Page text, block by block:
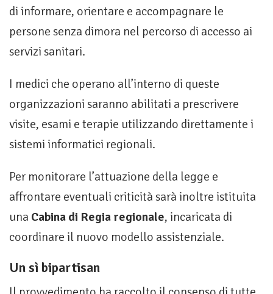
di informare, orientare e accompagnare le
persone senza dimora nel percorso di accesso ai
servizi sanitari.
I medici che operano all’interno di queste
organizzazioni saranno abilitati a prescrivere
visite, esami e terapie utilizzando direttamente i
sistemi informatici regionali.
Per monitorare l’attuazione della legge e
affrontare eventuali criticità sarà inoltre istituita
una Cabina di Regia regionale, incaricata di
coordinare il nuovo modello assistenziale.
Un sì bipartisan